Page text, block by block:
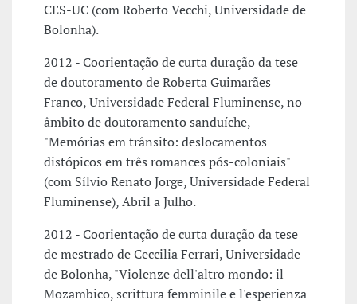
CES-UC (com Roberto Vecchi, Universidade de
Bolonha).
2012 - Coorientação de curta duração da tese
de doutoramento de Roberta Guimarães
Franco, Universidade Federal Fluminense, no
âmbito de doutoramento sanduíche,
"Memórias em trânsito: deslocamentos
distópicos em três romances pós-coloniais"
(com Sílvio Renato Jorge, Universidade Federal
Fluminense), Abril a Julho.
2012 - Coorientação de curta duração da tese
de mestrado de Ceccilia Ferrari, Universidade
de Bolonha, "Violenze dell'altro mondo: il
Mozambico, scrittura femminile e l'esperienza